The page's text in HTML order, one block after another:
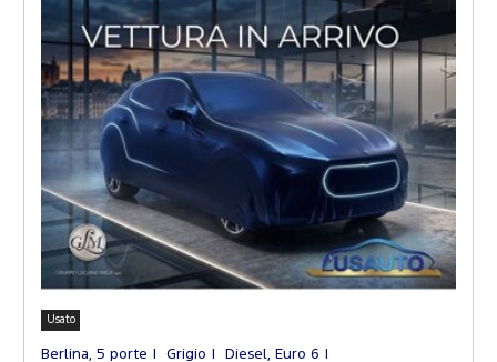
Usato
Berlina, 5 porte Grigio
Diesel, Euro 6